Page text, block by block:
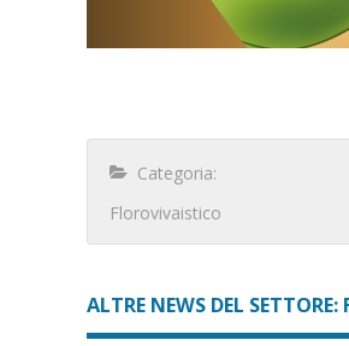
Categoria:
Florovivaistico
ALTRE NEWS DEL